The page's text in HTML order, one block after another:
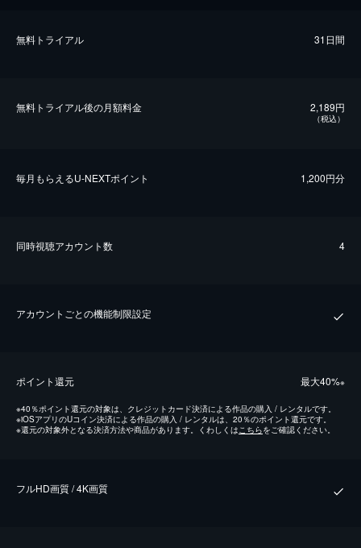
無料トライアル 31日間
無料トライアル後の⽉額料金 2,189円
（税込）
毎⽉もらえるU-NEXTポイント 1,200円分
同時視聴アカウント数 4
アカウントごとの機能制限設定
ポイント還元 最⼤40%※
※40％ポイント還元の対象は、クレジットカード決済による作品の購入 / レンタルです。
※iOSアプリのUコイン決済による作品の購入 / レンタルは、20％のポイント還元です。
※還元の対象外となる決済方法や商品があります。くわしくはこちらをご確認ください。
フルHD画質 / 4K画質